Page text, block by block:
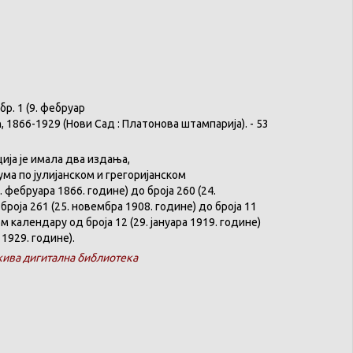
бр. 1 (9. фебруар
, 1866-1929 (Нови Сад : Платонова штампарија). - 53
је имала два издања,
по јулијанском и грегоријанском
фебруара 1866. године) до броја 260 (24.
261 (25. новембра 1908. године) до броја 11
календаруод броја 12 (29. јануара 1919. године)
године).
дигитална библиотека